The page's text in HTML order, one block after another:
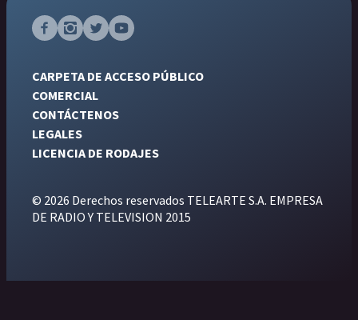
CARPETA DE ACCESO PÚBLICO
COMERCIAL
CONTÁCTENOS
LEGALES
LICENCIA DE RODAJES
© 2026 Derechos reservados TELEARTE S.A. EMPRESA
DE RADIO Y TELEVISION 2015